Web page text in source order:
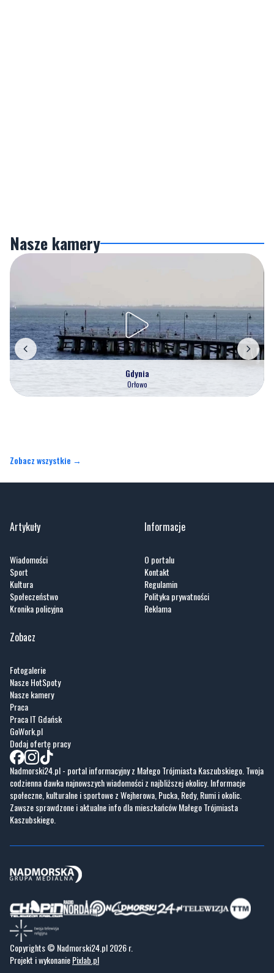
Nasze kamery
Gdynia
Orłowo
Zobacz wszystkie →
Artykuły
Wiadomości
Sport
Kultura
Społeczeństwo
Kronika policyjna
Informacje
O portalu
Kontakt
Regulamin
Polityka prywatności
Reklama
Zobacz
Fotogalerie
Nasze HotSpoty
Nasze kamery
Praca
Praca IT Gdańsk
GoWork.pl
Dodaj ofertę pracy
Nadmorski24.pl - portal informacyjny z Małego Trójmiasta Kaszubskiego. Twoja
codzienna dawka najnowszych wiadomości z najbliższej okolicy. Informacje
społeczne, kulturalne i sportowe z Wejherowa, Pucka, Redy, Rumi i okolic.
Zawsze sprawdzone i aktualne info dla mieszkańców Małego Trójmiasta
Kaszubskiego.
Copyrights © Nadmorski24.pl 2026 r.
Projekt i wykonaniePixlab.pl